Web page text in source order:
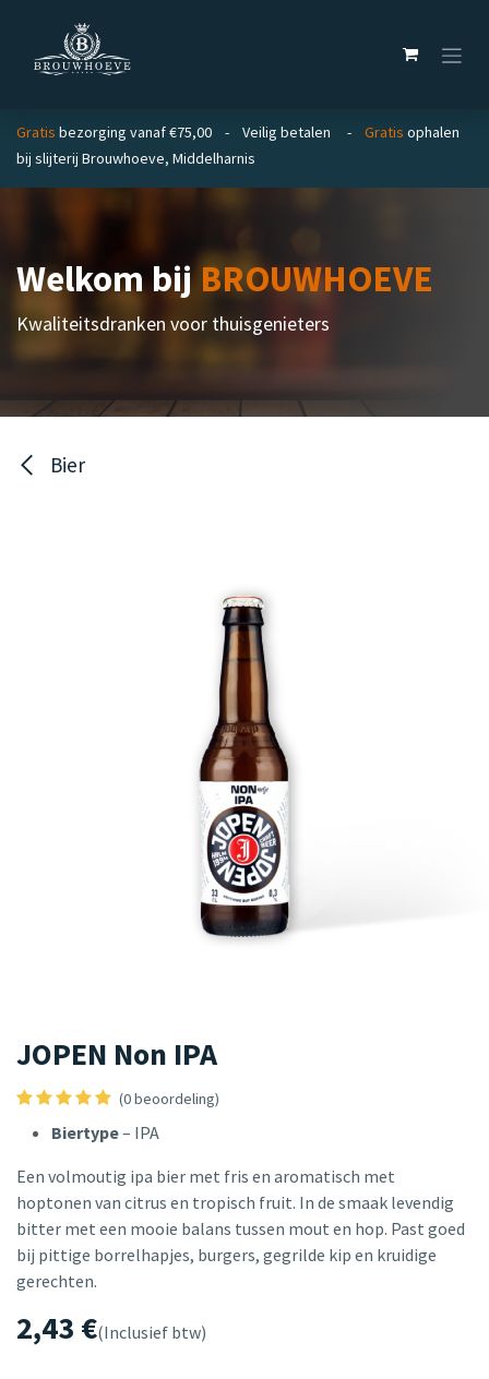
Gratis bezorging vanaf €75,00 - Veilig betalen - Gratis ophalen
bij slijterij Brouwhoeve, Middelharnis
Welkom bijBROUWHOEVE
Kwaliteitsdranken voor thuisgenieters
Bier
JOPEN Non IPA
(0 beoordeling)
Biertype– IPA
Een volmoutig ipa bier met fris en aromatisch met
hoptonen van citrus en tropisch fruit. In de smaak levendig
bitter met een mooie balans tussen mout en hop. Past goed
bij pittige borrelhapjes, burgers, gegrilde kip en kruidige
gerechten.
2,43 €(Inclusief btw)